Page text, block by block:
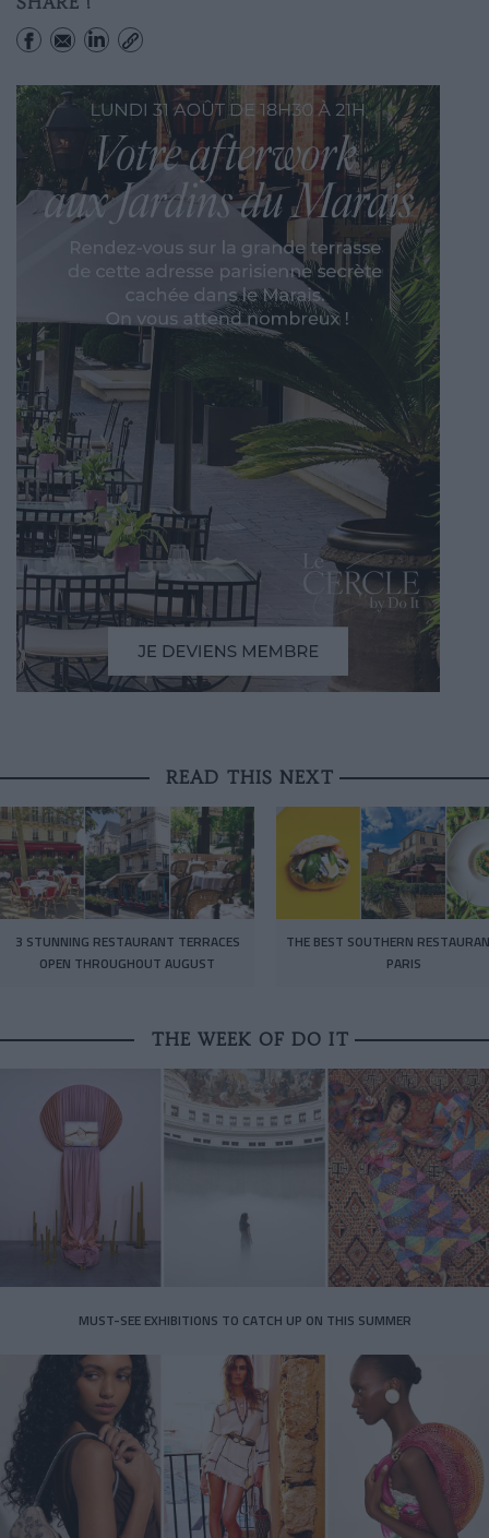
READ THIS NEXT
3 STUNNING RESTAURANT TERRACES
OPEN THROUGHOUT AUGUST
THE BEST SOUTHERN
PARIS
THE WEEK OF DO IT
MUST-SEE EXHIBITIONS TO CATCH UP ON THIS SUMMER